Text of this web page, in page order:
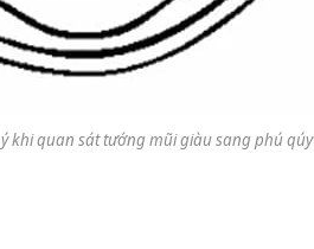
khi quan sát tướng mũi giàu sang phú qúy